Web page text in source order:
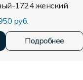
1724женский
руб.
Подробнее